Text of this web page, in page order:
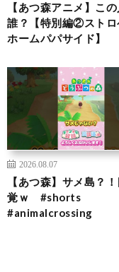
【あつ森アニメ】こ
誰？【特別編②ストロ
ホームパパサイド】
2026.08.07
【あつ森】サメ島？
覚ｗ #shorts
#animalcrossing